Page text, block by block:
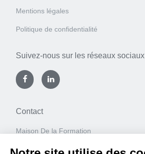
Mentions légales
Politique de confidentialité
Suivez-nous sur les réseaux sociaux
Contact
Maison De la Formation